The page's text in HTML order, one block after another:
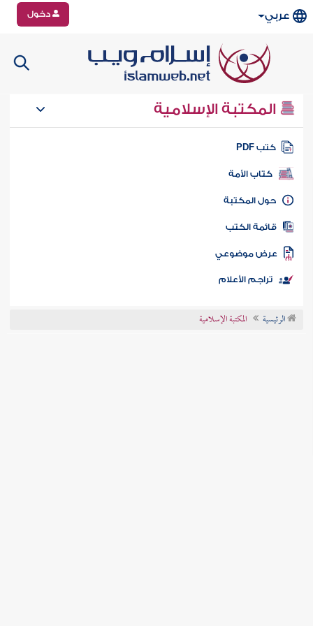
عربي دخول
المكتبة الإسلامية
كتب PDF
كتاب الأمة
المكتبة
الكتب
موضوعي
تراجم الأعلام
الرئيسية المكتبة الإسلامية